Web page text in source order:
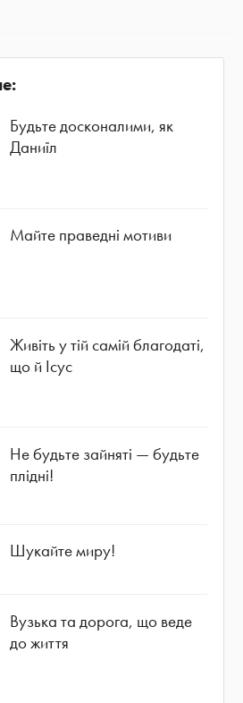
Будьте досконалими, як
Даниїл
Майте праведні мотиви
Живіть у тій самій благодаті,
що й Ісус
Не будьте зайняті — будьте
плідні!
Шукайте миру!
Вузька та дорога, що веде
до життя